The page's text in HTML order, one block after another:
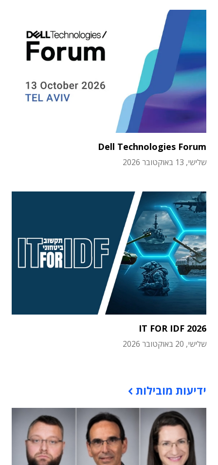
Dell Technologies Forum
שלישי, 13 באוקטובר 2026
IT FOR IDF 2026
שלישי, 20 באוקטובר 2026
ידיעות מובילות